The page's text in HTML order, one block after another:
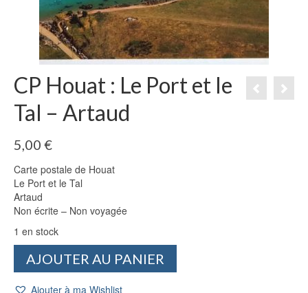
CP Houat : Le Port et le
Tal – Artaud
5,00 €
Carte postale de Houat
Le Port et le Tal
Artaud
Non écrite – Non voyagée
1 en stock
AJOUTER AU PANIER
Ajouter à ma Wishlist